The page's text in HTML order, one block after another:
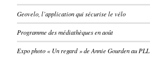
Geovelo, l’application qui sécurise le vélo
Programme des médiathèques en août
Expo photo « Un regard » de Annie Gourden au PLL